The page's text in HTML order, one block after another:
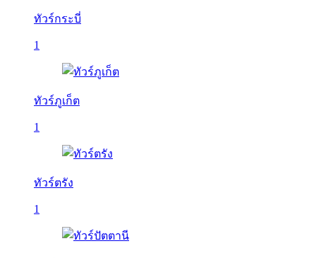
ทัวร์กระบี่
1
ทัวร์ภูเก็ต
1
ทัวร์ตรัง
1